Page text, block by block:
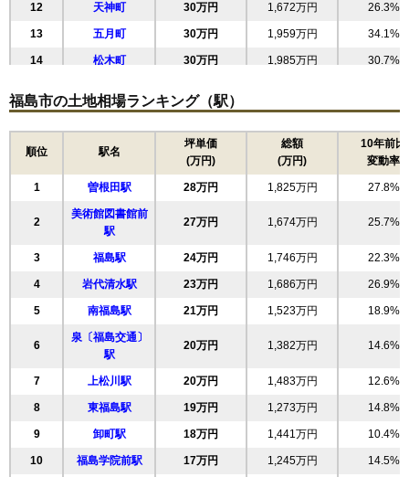
12 天神町 30万円 1,672万円 26.3%
13 五月町 30万円 1,959万円 34.1%
14 松木町 30万円 1,985万円 30.7%
16 五老内町 29万円 2,173万円 23.1%
29万円 1,797万円 29.0%
27万円 3,019万円 29.9%
19 南中央 27万円 2,449万円 34.5%
20 旭町 26万円 1,848万円 24.8%
25 春日町 25万円 1,442万円 28.8%
26 方木田 25万円 1,824万円 22.4%
27 大森 25万円 1,835万円 22.5%
28 太平寺 24万円 1,611万円 37.5%
29 吉倉 24万円 1,648万円 22.8%
福島市の土地相場ランキング（駅）
順位 駅名
坪単価
(万円)
総額
(万円)
10年前比
変動率
1 曽根田駅 28万円 1,825万円 27.8%
2
美術館図書館前
駅
27万円 1,674万円 25.7%
3 福島駅 24万円 1,746万円 22.3%
4 岩代清水駅 23万円 1,686万円 26.9%
5 南福島駅 21万円 1,523万円 18.9%
6
泉〔福島交通〕
駅
20万円 1,382万円 14.6%
7 上松川駅 20万円 1,483万円 12.6%
8 東福島駅 19万円 1,273万円 14.8%
9 卸町駅 18万円 1,441万円 10.4%
10 福島学院前駅 17万円 1,245万円 14.5%